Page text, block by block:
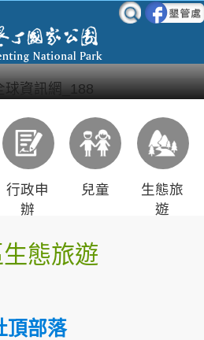
行政申
辦
兒童
生態旅
遊
態旅遊
頂部落